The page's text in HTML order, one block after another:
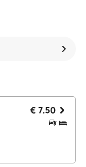
€ 7.50